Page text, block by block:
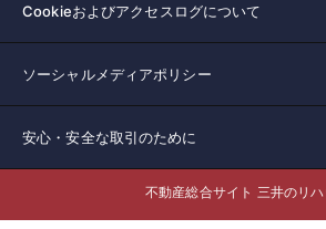
Cookieおよびアクセスログについて
ソーシャルメディアポリシー
安心・安全な取引のために
不動産総合サイト 三井のリハ